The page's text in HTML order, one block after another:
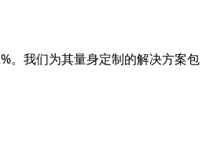
。我们为其量身定制的解决方案包